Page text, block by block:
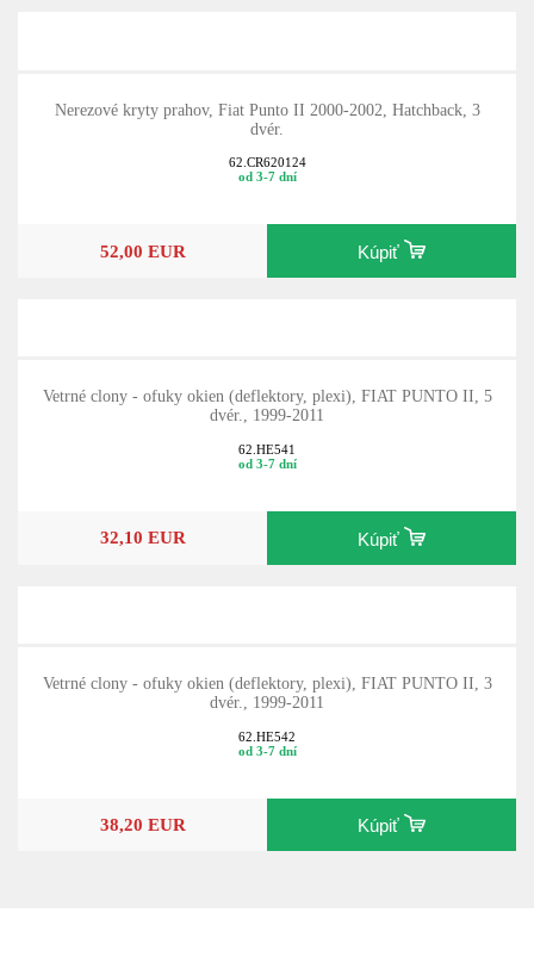
Nerezové kryty prahov, Fiat Punto II 2000-2002, Hatchback, 3
dvér.
62.CR620124
od 3-7 dní
52,00 EUR Kúpiť
Vetrné clony - ofuky okien (deflektory, plexi), FIAT PUNTO II, 5
dvér., 1999-2011
62.HE541
od 3-7 dní
32,10 EUR Kúpiť
Vetrné clony - ofuky okien (deflektory, plexi), FIAT PUNTO II, 3
dvér., 1999-2011
62.HE542
od 3-7 dní
38,20 EUR Kúpiť